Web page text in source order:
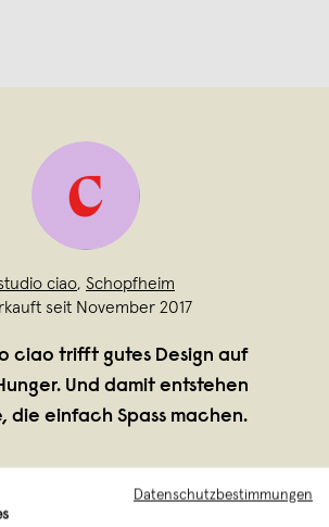
ciao, Schopfheim
seit November 2017
ciao trifft gutes Design auf
Und damit entstehen
die einfach Spass machen.
Datenschutzbestimmungen